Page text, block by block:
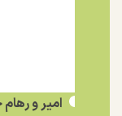
امیر و